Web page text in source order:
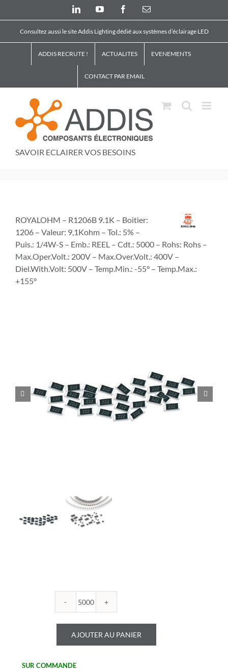
LinkedInYouTube FacebookEmail
Consultez aussi le site Addis Lighting dédié aux systèmes d’éclairage LED
ADDIS RECRUTE ! ACTUALITES EVENEMENTS
CONTACT PAR EMAIL
SAVOIR ECLAIRER VOS BESOINS
ROYALOHM – R1206B 9.1K – Boitier:
1206 – Valeur: 9,1Kohm – Tol.: 5% –
Puis.: 1/4W-S – Emb.: REEL – Cdt.: 5000 – Rohs: Rohs –
Max.Oper.Volt.: 200V – Max.Over.Volt.: 400V –
Diel.With.Volt: 500V – Temp.Min.: -55° – Temp.Max.:
+155°
 
quantité
ROYALOHM
-
R1206B
AJOUTER AU PANIER
SUR COMMANDE